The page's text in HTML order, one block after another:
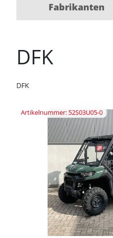
Fabrikanten
DFK
DFK
Artikelnummer: 52S03U05-0